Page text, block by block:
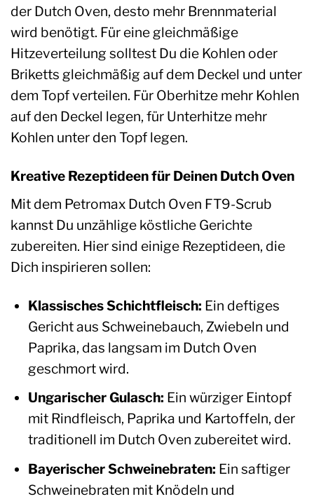
der Dutch Oven, desto mehr Brennmaterial
wird benötigt. Für eine gleichmäßige
Hitzeverteilung solltest Du die Kohlen oder
Briketts gleichmäßig auf dem Deckel und unter
dem Topf verteilen. Für Oberhitze mehr Kohlen
auf den Deckel legen, für Unterhitze mehr
Kohlen unter den Topf legen.
Kreative Rezeptideen für Deinen Dutch Oven
Mit dem Petromax Dutch Oven FT9-Scrub
kannst Du unzählige köstliche Gerichte
zubereiten. Hier sind einige Rezeptideen, die
Dich inspirieren sollen:
Klassisches Schichtfleisch: Ein deftiges
Gericht aus Schweinebauch, Zwiebeln und
Paprika, das langsam im Dutch Oven
geschmort wird.
Ungarischer Gulasch: Ein würziger Eintopf
mit Rindfleisch, Paprika und Kartoffeln, der
traditionell im Dutch Oven zubereitet wird.
Bayerischer Schweinebraten: Ein saftiger
Schweinebraten mit Knödeln und